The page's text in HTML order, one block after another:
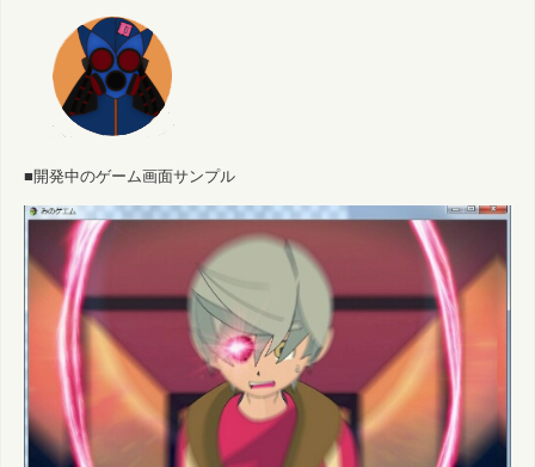
■開発中のゲーム画面サンプル